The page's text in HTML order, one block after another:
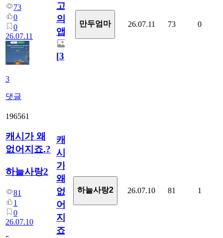
73
0
0
26.07.11
3
댓글
고
의
앱.
[3]
만두엄마 26.07.11 73 0
196561
캐시가 왜
없어지죠.?
하늘사랑2
81
1
0
26.07.10
캐
시
가
왜
없
어
지
죠.?
하늘사랑2 26.07.10 81 1